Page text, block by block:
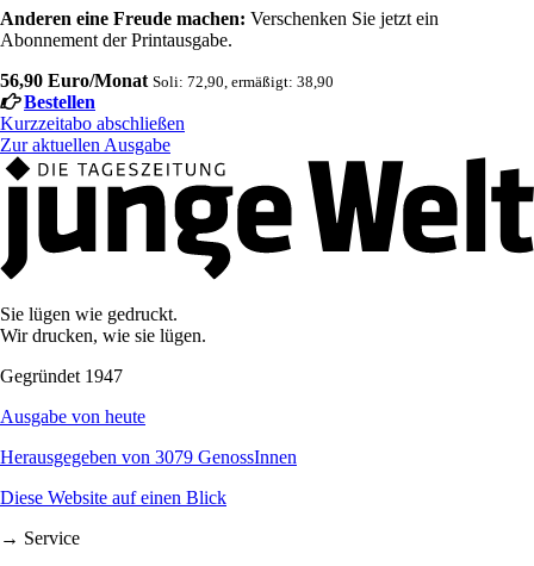
Anderen eine Freude machen: Verschenken Sie jetzt ein
Abonnement der Printausgabe.
56,90 Euro/Monat Soli: 72,90, ermäßigt: 38,90
Bestellen
Kurzzeitabo abschließen
Zur aktuellen Ausgabe
Sie lügen wie gedruckt.
Wir drucken, wie sie lügen.
Gegründet 1947
Ausgabe von heute
Herausgegeben von 3079 GenossInnen
Diese Website auf einen Blick
→ Service